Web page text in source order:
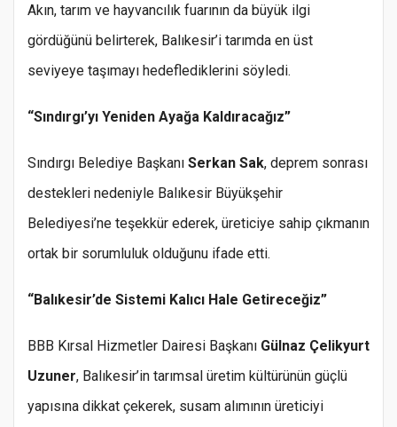
Akın, tarım ve hayvancılık fuarının da büyük ilgi
gördüğünü belirterek, Balıkesir’i tarımda en üst
seviyeye taşımayı hedeflediklerini söyledi.
“Sındırgı’yı Yeniden Ayağa Kaldıracağız”
Sındırgı Belediye Başkanı Serkan Sak, deprem sonrası
destekleri nedeniyle Balıkesir Büyükşehir
Belediyesi’ne teşekkür ederek, üreticiye sahip çıkmanın
ortak bir sorumluluk olduğunu ifade etti.
“Balıkesir’de Sistemi Kalıcı Hale Getireceğiz”
BBB Kırsal Hizmetler Dairesi Başkanı Gülnaz Çelikyurt
Uzuner, Balıkesir’in tarımsal üretim kültürünün güçlü
yapısına dikkat çekerek, susam alımının üreticiyi